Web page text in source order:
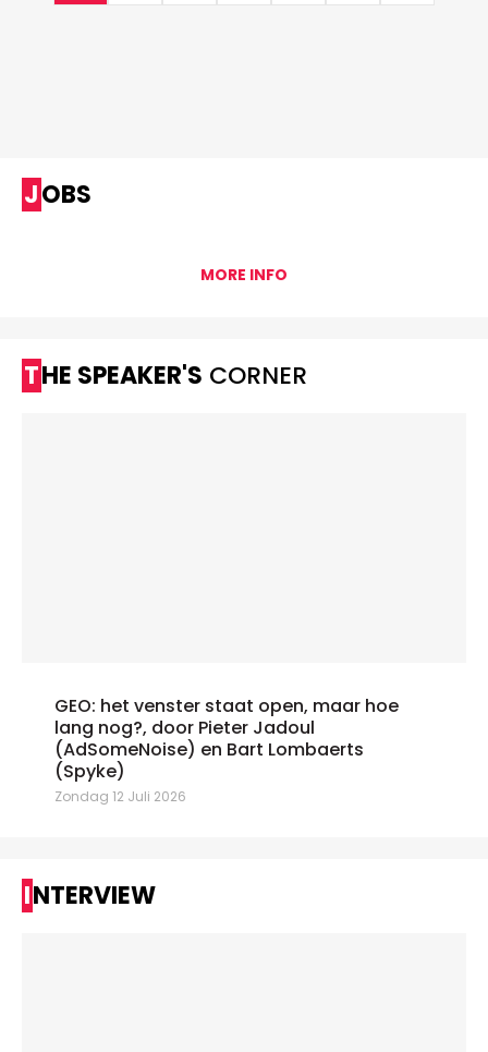
JOBS
MORE INFO
THE SPEAKER'S CORNER
GEO: het venster staat open, maar hoe
lang nog?, door Pieter Jadoul
(AdSomeNoise) en Bart Lombaerts
(Spyke)
Zondag 12 Juli 2026
INTERVIEW